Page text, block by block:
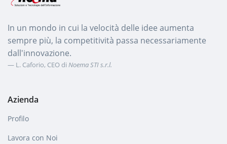
In un mondo in cui la velocità delle idee aumenta
sempre più, la competitività passa necessariamente
dall'innovazione.
L. Caforio, CEO di Noema STI s.r.l.
Azienda
Profilo
Lavora con Noi